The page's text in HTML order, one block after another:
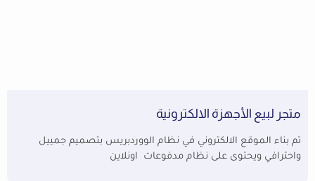
متجر لبيع الأجهزة الالكترونية
تم بناء الموقع الالكتروني في نظام الووردبريس بتصميم جمييل
واحترافي ويحتوى على نظام مدفوعات اونلاين